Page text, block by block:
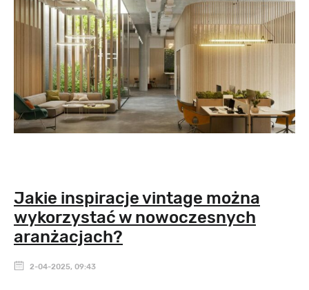
Jakie inspiracje vintage można
wykorzystać w nowoczesnych
aranżacjach?
2-04-2025, 09:43